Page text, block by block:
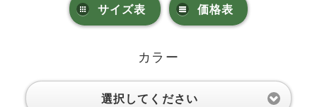
サイズ表 価格表
カラー
選択してください